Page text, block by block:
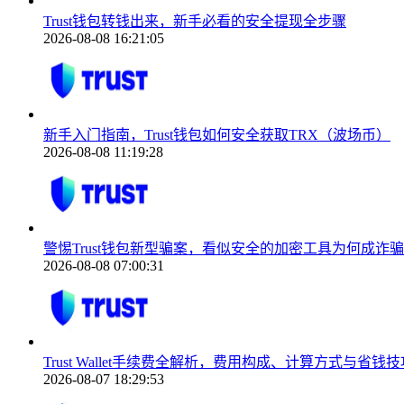
Trust钱包转钱出来，新手必看的安全提现全步骤
2026-08-08 16:21:05
新手入门指南，Trust钱包如何安全获取TRX（波场币）
2026-08-08 11:19:28
警惕Trust钱包新型骗案，看似安全的加密工具为何成诈骗
2026-08-08 07:00:31
Trust Wallet手续费全解析，费用构成、计算方式与省钱技
2026-08-07 18:29:53